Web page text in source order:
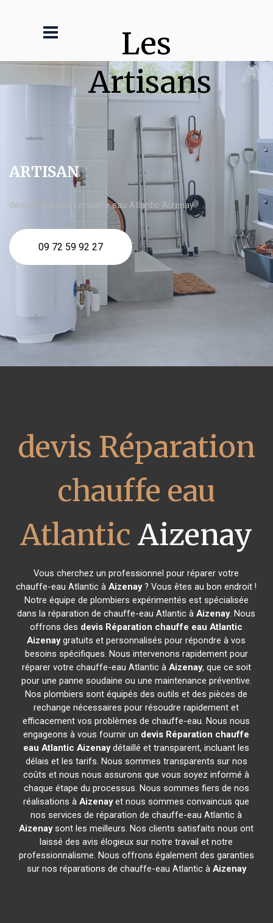
Les
Artisans
ARTISAN
devis Réparation chauffe eau Atlantic Aizenay
09 72 59 92 27
devis Réparation
chauffe eau
Atlantic Aizenay
Vous cherchez un professionnel pour réparer votre
chauffe-eau Atlantic àAizenay? Vous êtes au bon endroit !
Notre équipe de plombiers expérimentés est spécialisée
dans la réparation de chauffe-eau Atlantic àAizenay. Nous
offrons des devis Réparation chauffe eau Atlantic
Aizenaygratuits et personnalisés pour répondre à vos
besoins spécifiques. Nous intervenons rapidement pour
réparer votre chauffe-eau Atlantic à Aizenay, que ce soit
pour une panne soudaine ou une maintenance préventive.
Nos plombiers sont équipés des outils et des pièces de
rechange nécessaires pour résoudre rapidement et
efficacement vos problèmes de chauffe-eau. Nous nous
engageons à vous fournir un devis Réparation chauffe
eau Atlantic Aizenaydétaillé et transparent, incluant les
délais et les tarifs. Nous sommes transparents sur nos
coûts et nous nous assurons que vous soyez informé à
chaque étape du processus. Nous sommes fiers de nos
réalisations àAizenayet nous sommes convaincus que
nos services de réparation de chauffe-eau Atlantic à
Aizenaysont les meilleurs. Nos clients satisfaits nous ont
laissé des avis élogieux sur notre travail et notre
professionnalisme. Nous offrons également des garanties
sur nos réparations de chauffe-eau Atlantic à Aizenay